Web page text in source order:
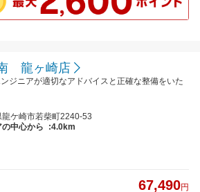
龍ヶ崎店
ジニアが適切なアドバイスと正確な整備をいた
龍ケ崎市若柴町2240-53
の中心から
:4.0km
67,490円